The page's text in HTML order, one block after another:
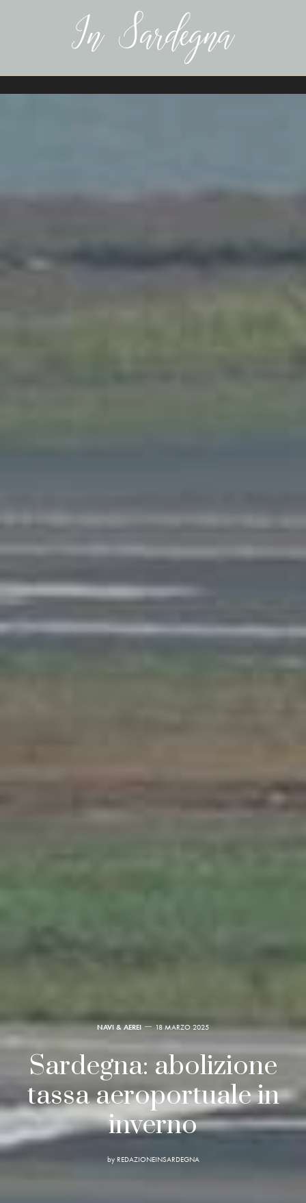
NAVI & AEREI 18 MARZO 2025
Sardegna: abolizione
tassa aeroportuale in
inverno
by REDAZIONEINSARDEGNA